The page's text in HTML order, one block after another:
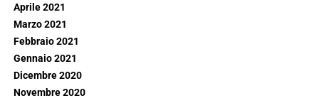
Aprile 2021
Marzo 2021
Febbraio 2021
Gennaio 2021
Dicembre 2020
Novembre 2020